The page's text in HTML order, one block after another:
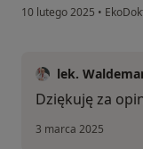
10 lutego 2025 •
lek.
Dziękuję za
3 marca 2025